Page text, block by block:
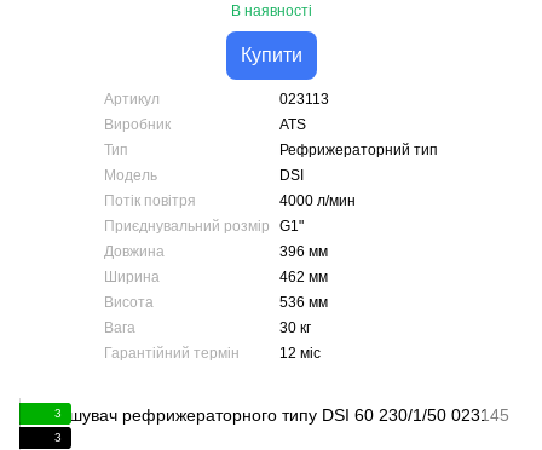
В наявності
Купити
Артикул
023113
Виробник
ATS
Тип
Рефрижераторний тип
Модель
DSI
Потік повітря
4000 л/мин
Приєднувальний розмір
G1"
Довжина
396 мм
Ширина
462 мм
Висота
536 мм
Вага
30 кг
Гарантійний термін
12 міс
3
3